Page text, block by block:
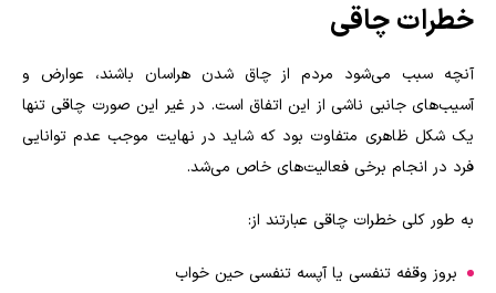
خطرات چاقی
آنچه سبب می‌شود مردم از چاق شدن هراسان باشند، عوارض و
آسیب‌های جانبی ناشی از این اتفاق است. در غیر این صورت چاقی تنها
یک شکل ظاهری متفاوت بود که شاید در نهایت موجب عدم توانایی
فرد در انجام برخی فعالیت‌های خاص می‌شد.
به طور کلی خطرات چاقی عبارتند از:
بروز وقفه تنفسی یا آپسه تنفسی حین خواب